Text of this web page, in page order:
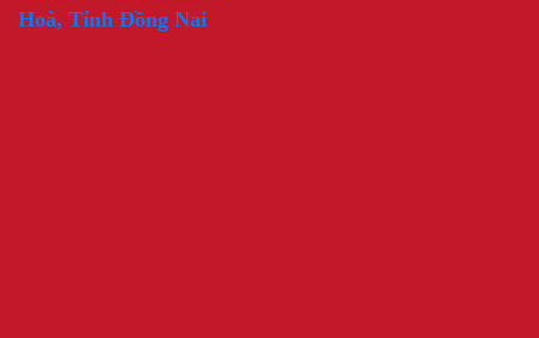
Hoà, Tỉnh Đồng Nai